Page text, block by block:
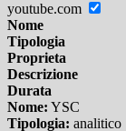
youtube.com
Nome
Tipologia
Proprieta
Descrizione
Durata
Nome: YSC
Tipologia: analitico